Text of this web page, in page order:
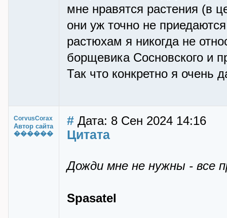
мне нравятся растения (в
они уж точно не
растюхам я никогда не
борщевика Сосновского и
Так что конкретно я
CorvusCorax
Автор сайта
������
# Дата: 8 Сен 2024 14:16
Цитата
Дожди мне не нужны - все
Spasatel